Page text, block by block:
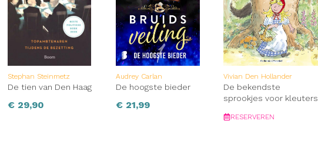
Stephan Steinmetz
De tien van Den Haag
€ 29,90
Audrey Carlan
De hoogste bieder
€21,99
Vivian Den Hollander
De bekendste
sprookjes voor kleuters
RESERVEREN